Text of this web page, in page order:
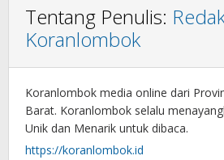
Tentang Penulis:
Koranlombok
Koranlombok media online dari
Barat. Koranlombok selalu
Unik dan Menarik untuk dibaca.
https://koranlombok.id